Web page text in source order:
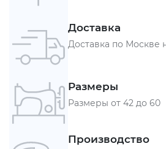
Доставка
Доставка по Москве
Размеры
Размеры от 42 до 60
Производство